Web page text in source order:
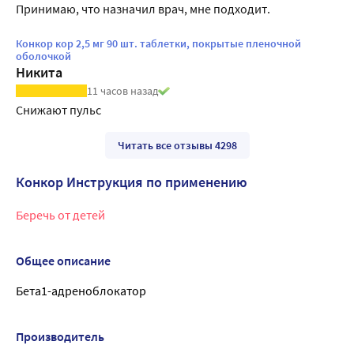
Принимаю, что назначил врач, мне подходит.
Конкор кор 2,5 мг 90 шт. таблетки, покрытые пленочной
оболочкой
Никита
11 часов назад
Снижают пульс
Читать все отзывы 4298
Конкор Инструкция по применению
Беречь от детей
Общее описание
Бета1-адреноблокатор
Производитель